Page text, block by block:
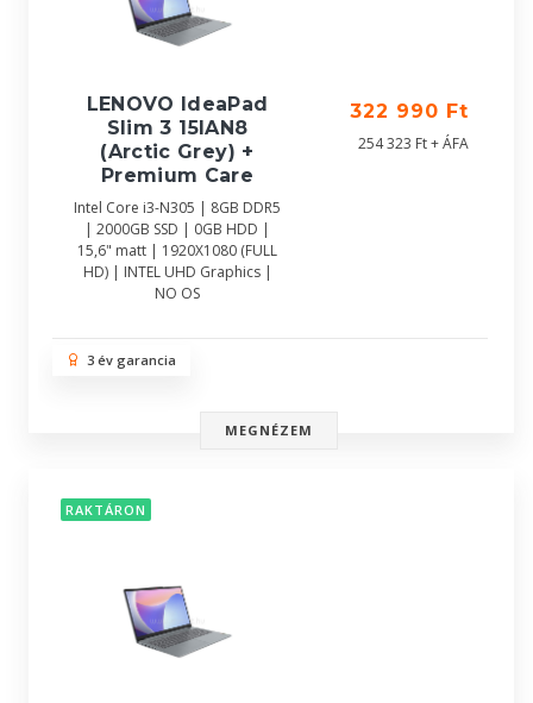
LENOVO IdeaPad
Slim 3 15IAN8
(Arctic Grey) +
Premium Care
Intel Core i3-N305 | 8GB DDR5
| 2000GB SSD | 0GB HDD |
15,6" matt | 1920X1080 (FULL
HD) | INTEL UHD Graphics |
NO OS
322 990 Ft
254 323 Ft + ÁFA
3 év garancia
MEGNÉZEM
RAKTÁRON